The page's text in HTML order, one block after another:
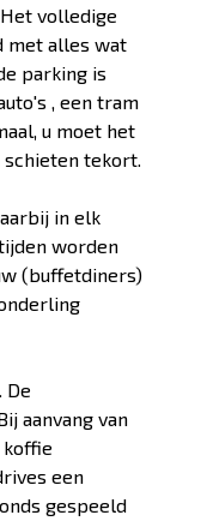
volledige
met alles wat
parking is
, een tram
u moet het
tekort.
in elk
worden
(buffetdiners)
De
aanvang van
een
gespeeld